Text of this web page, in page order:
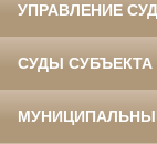
УПРАВЛЕНИЕ
СУДЫ СУБЪЕКТА